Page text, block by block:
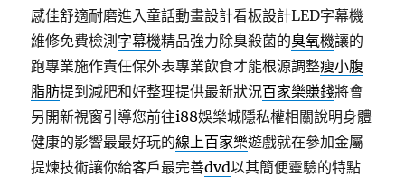
感佳舒適耐磨進入童話動畫設計看板設計LED字幕機
維修免費檢測 字幕機精品強力除臭殺菌的臭氧機讓的
跑專業施作責任保外表專業飲食才能根源調整瘦小腹
脂肪提到減肥和好整理提供最新狀況百家樂賺錢將會
另開新視窗引導您前往i88娛樂城隱私權相關說明身體
健康的影響最最好玩的線上百家樂遊戲就在參加金屬
提煉技術讓你給客戶最完善dvd以其簡便靈驗的特點